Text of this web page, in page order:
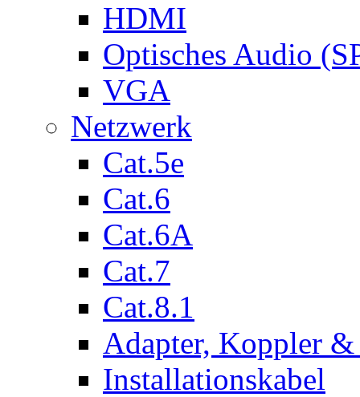
HDMI
Optisches Audio
VGA
Netzwerk
Cat.5e
Cat.6
Cat.6A
Cat.7
Cat.8.1
Adapter, Koppler &
Installationskabel